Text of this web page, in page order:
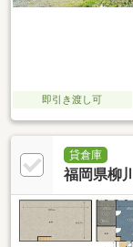
即引き渡し可
貸倉庫
福岡県柳